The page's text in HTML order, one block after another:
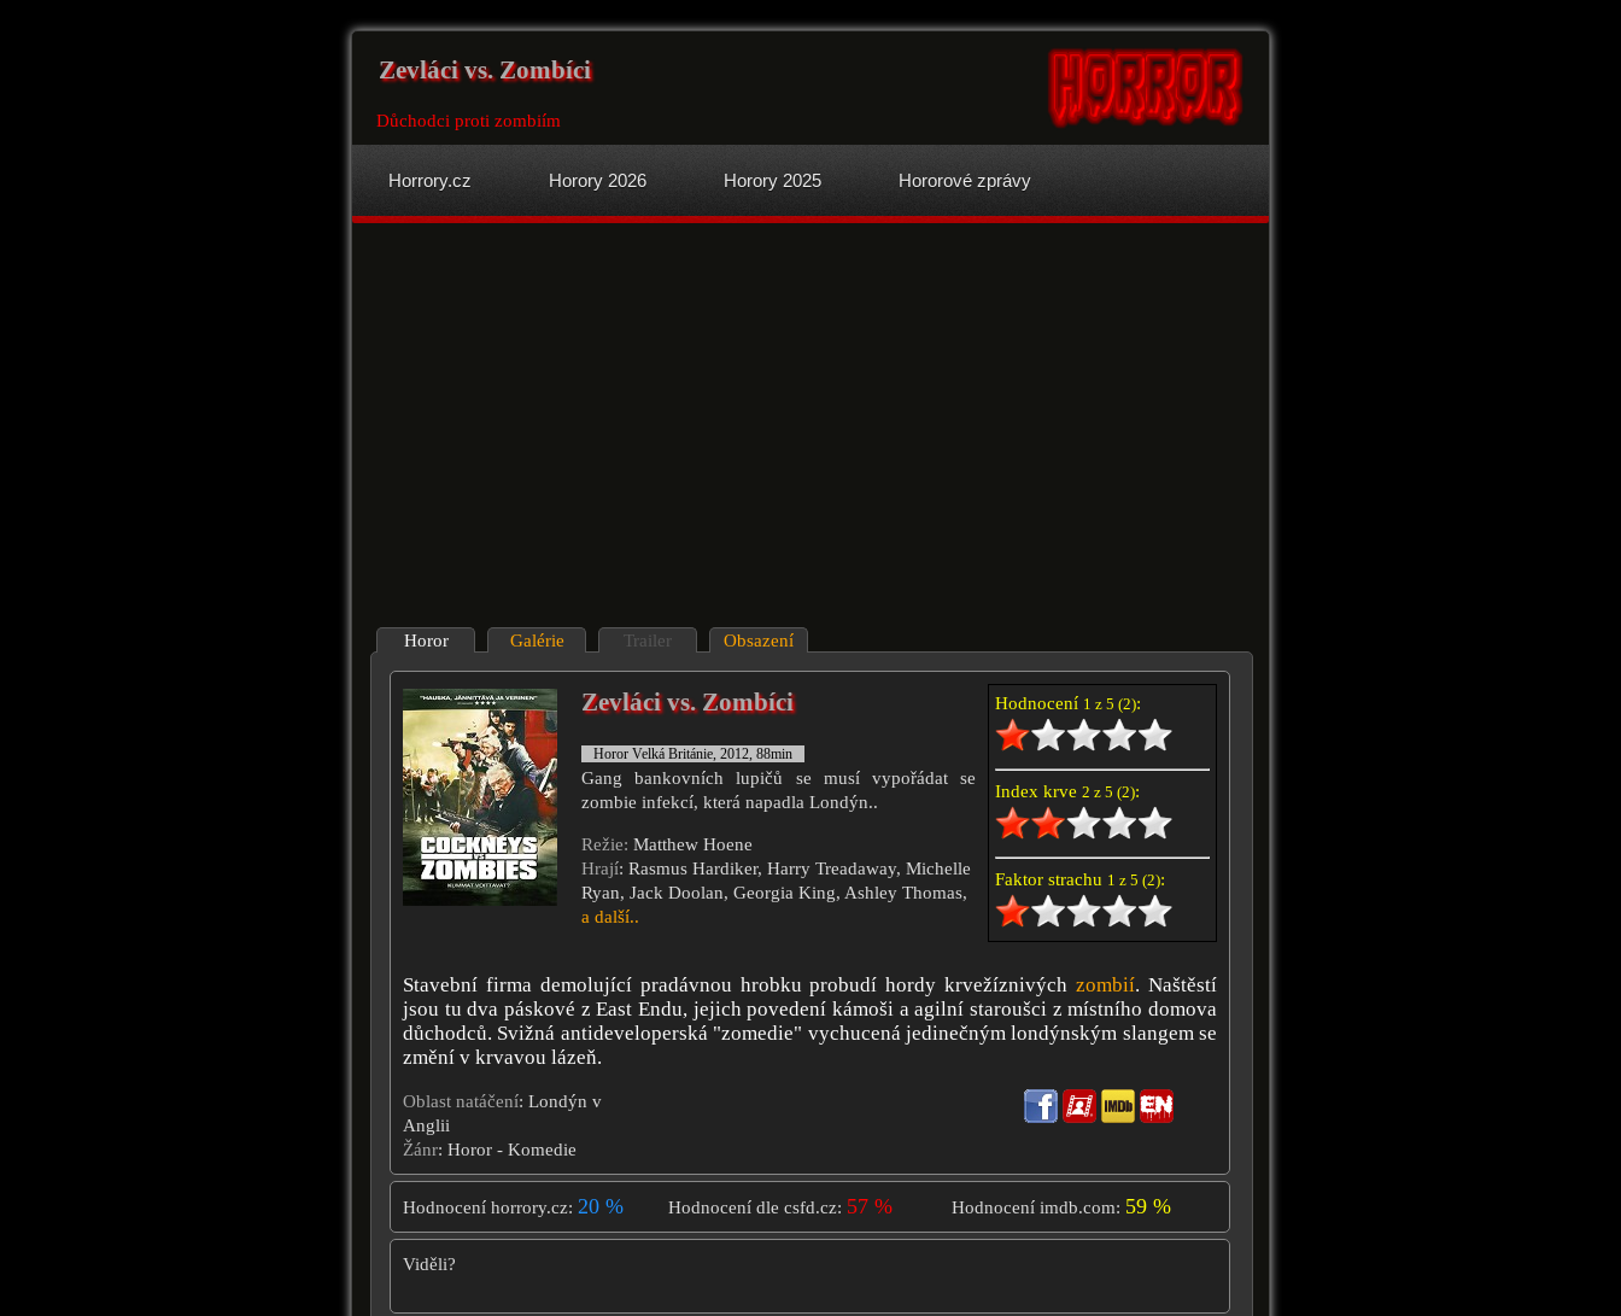
Zevláci vs. Zombíci
Důchodci proti zombiím
Horrory.cz Horory 2026 Horory 2025 Hororové zprávy
Horor Galérie Trailer Obsazení
Hodnocení 1 z 5 (2):
Index krve 2 z 5 (2):
Faktor strachu 1 z 5 (2):
Zevláci vs. Zombíci
Horor Velká Británie, 2012, 88min
Gang bankovních lupičů se musí vypořádat se
zombie infekcí, která napadla Londýn..
Režie: Matthew Hoene
Hrají: Rasmus Hardiker, Harry Treadaway, Michelle
Ryan, Jack Doolan, Georgia King, Ashley Thomas,
a další..
Stavební firma demolující pradávnou hrobku probudí hordy krvežíznivýchzombií. Naštěstí
jsou tu dva páskové z East Endu, jejich povedení kámoši a agilní staroušci z místního domova
důchodců. Svižná antideveloperská "zomedie" vychucená jedinečným londýnským slangem se
změní v krvavou lázeň.
Oblast natáčení: Londýn v
Anglii
Žánr: Horor - Komedie
Hodnocení horrory.cz: 20 % Hodnocení dle csfd.cz: 57 % Hodnocení imdb.com: 59 %
Viděli?